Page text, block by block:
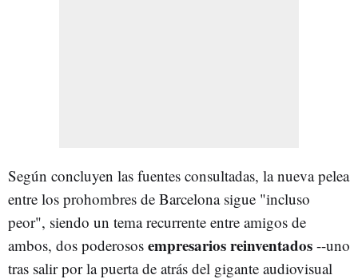
Según concluyen las fuentes consultadas, la nueva pelea
entre los prohombres de Barcelona sigue "incluso
peor", siendo un tema recurrente entre amigos de
ambos, dos poderosos empresarios reinventados --uno
tras salir por la puerta de atrás del gigante audiovisual